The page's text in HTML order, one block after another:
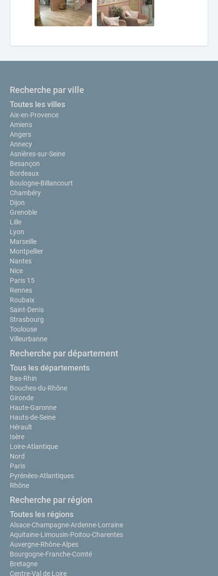
Recherche par ville
Toutes les villes
Aix-en-Provence
Amiens
Angers
Annecy
Asnières-sur-Seine
Besançon
Bordeaux
Boulogne-Billancourt
Chambéry
Dijon
Grenoble
Lille
Lyon
Marseille
Montpellier
Nantes
Nice
Paris 15
Rennes
Roubaix
Saint-Denis
Strasbourg
Toulouse
Villeurbanne
Recherche par département
Tous les départements
Bas-Rhin
Bouches-du-Rhône
Gironde
Haute-Garonne
Hauts-de-Seine
Hérault
Isère
Loire-Atlantique
Nord
Paris
Pyrénées-Atlantiques
Rhône
Recherche par région
Toutes les régions
Alsace-Champagne-Ardenne-Lorraine
Aquitaine-Limousin-Poitou-Charentes
Auvergne-Rhône-Alpes
Bourgogne-Franche-Comté
Bretagne
Centre-Val de Loire